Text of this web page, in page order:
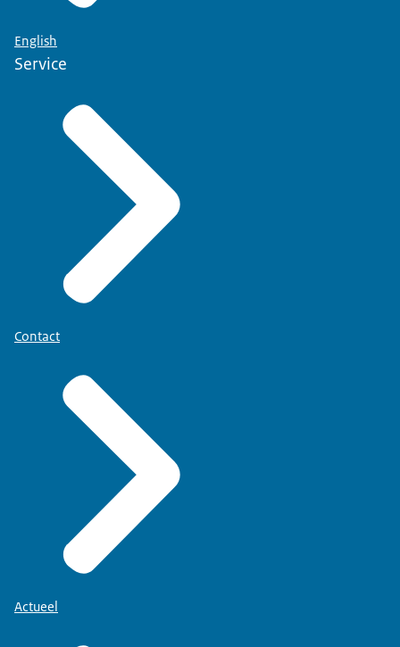
English
Service
Contact
Actueel